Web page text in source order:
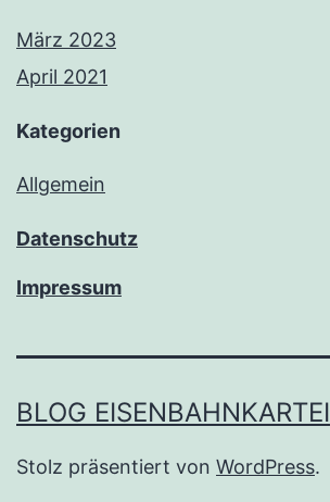
März 2023
April 2021
Kategorien
Allgemein
Datenschutz
Impressum
BLOG EISENBAHNKARTEI
Stolz präsentiert von WordPress.